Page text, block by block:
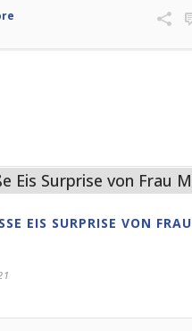
EIS SURPRISE VON FRAU M